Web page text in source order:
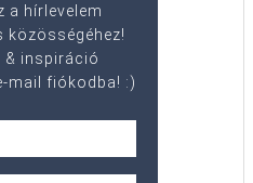
a hírlevelem
közösségéhez!
& inspiráció
mail fiókodba! :)